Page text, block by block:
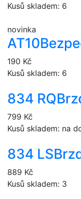
Kusů skladem: 6
novinka
AT10
190 Kč
Kusů skladem: 6
834 RQ
799 Kč
Kusů skladem: na
834 LS
889 Kč
Kusů skladem: 3